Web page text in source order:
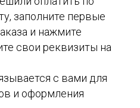
заполните первые
и нажмите
свои реквизиты на
с вами для
и оформления